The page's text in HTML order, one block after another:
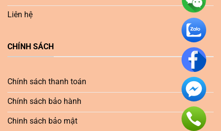
Liên hệ
CHÍNH SÁCH
Chính sách thanh toán
Chính sách bảo hành
Chinh sách bảo mật